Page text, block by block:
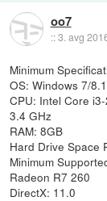
oo7
::3. avg
Minimum
OS: Windows 7/
CPU: Intel Core
3.4 GHz
RAM: 8GB
Hard Drive Space
Minimum
Radeon R7 260
DirectX: 11.0